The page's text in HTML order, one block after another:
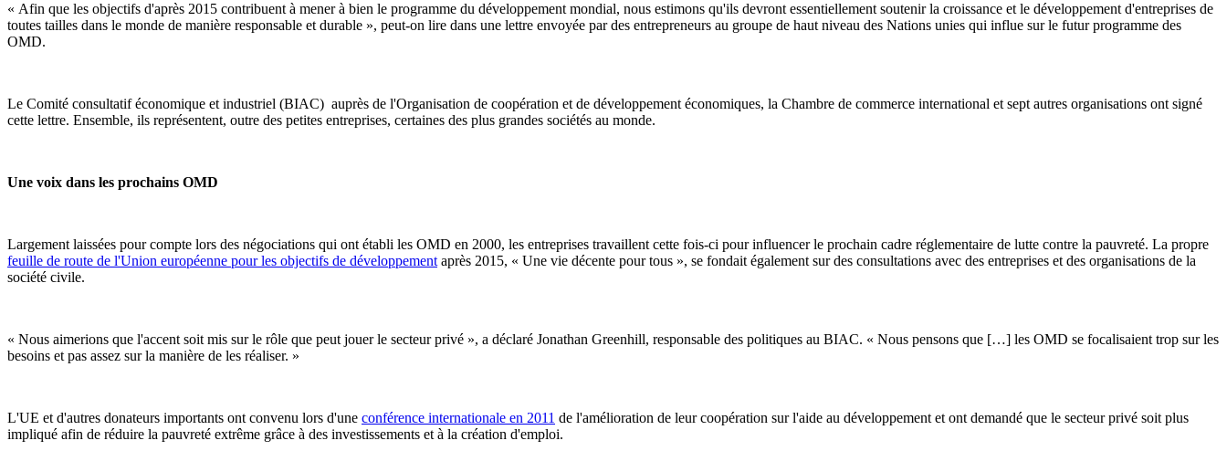
« Afin que les objectifs d'après 2015 contribuent à mener à bien le programme du développement mondial, nous estimons qu'ils devront essentiellement soutenir la croissance et le développement d'entreprises de
toutes tailles dans le monde de manière responsable et durable », peut-on lire dans une lettre envoyée par des entrepreneurs au groupe de haut niveau des Nations unies qui influe sur le futur programme des
OMD.
Le Comité consultatif économique et industriel (BIAC) auprès de l'Organisation de coopération et de développement économiques, la Chambre de commerce international et sept autres organisations ont signé
cette lettre. Ensemble, ils représentent, outre des petites entreprises, certaines des plus grandes sociétés au monde.
Une voix dans les prochains OMD
Largement laissées pour compte lors des négociations qui ont établi les OMD en 2000, les entreprises travaillent cette fois-ci pour influencer le prochain cadre réglementaire de lutte contre la pauvreté. La propre
feuille de route de l'Union européenne pour les objectifs de développement après 2015, « Une vie décente pour tous », se fondait également sur des consultations avec des entreprises et des organisations de la
société civile.
« Nous aimerions que l'accent soit mis sur le rôle que peut jouer le secteur privé », a déclaré Jonathan Greenhill, responsable des politiques au BIAC. « Nous pensons que […] les OMD se focalisaient trop sur les
besoins et pas assez sur la manière de les réaliser. »
L'UE et d'autres donateurs importants ont convenu lors d'une conférence internationale en 2011 de l'amélioration de leur coopération sur l'aide au développement et ont demandé que le secteur privé soit plus
impliqué afin de réduire la pauvreté extrême grâce à des investissements et à la création d'emploi.